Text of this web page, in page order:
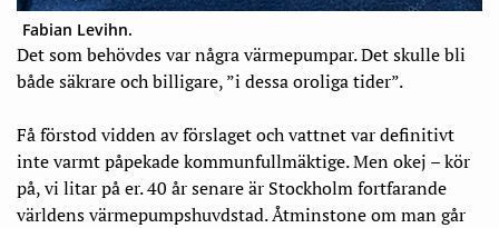
Fabian Levihn.
Det som behövdes var några värmepumpar. Det skulle bli
både säkrare och billigare, ”i dessa oroliga tider”.
Få förstod vidden av förslaget och vattnet var definitivt
inte varmt påpekade kommunfullmäktige. Men okej – kör
på, vi litar på er. 40 år senare är Stockholm fortfarande
världens värmepumpshuvdstad. Åtminstone om man går